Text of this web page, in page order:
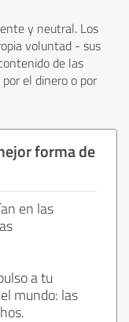
y neutral. Los
voluntad - sus
de las
el dinero o por
forma de
en las
a tu
mundo: las